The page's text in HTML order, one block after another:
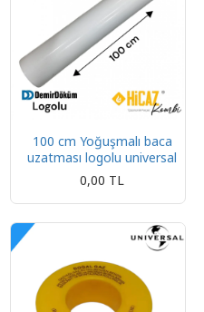
100 cm Yoğuşmalı baca
uzatması logolu universal
0,00 TL